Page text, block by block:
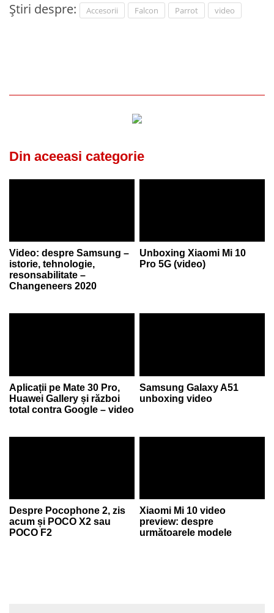
Știri despre:
Accesorii Falcon Parrot video
Din aceeasi categorie
Video: despre Samsung –
istorie, tehnologie,
resonsabilitate –
Changeneers 2020
Unboxing Xiaomi Mi 10
Pro 5G (video)
Aplicații pe Mate 30 Pro,
Huawei Gallery și război
total contra Google – video
Samsung Galaxy A51
unboxing video
Despre Pocophone 2, zis
acum și POCO X2 sau
POCO F2
Xiaomi Mi 10 video
preview: despre
următoarele modele